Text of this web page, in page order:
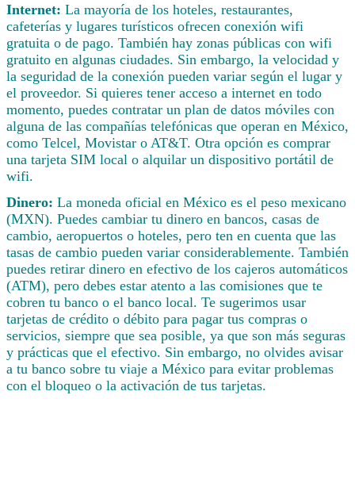
Internet: La mayoría de los hoteles, restaurantes,
cafeterías y lugares turísticos ofrecen conexión wifi
gratuita o de pago. También hay zonas públicas con wifi
gratuito en algunas ciudades. Sin embargo, la velocidad y
la seguridad de la conexión pueden variar según el lugar y
el proveedor. Si quieres tener acceso a internet en todo
momento, puedes contratar un plan de datos móviles con
alguna de las compañías telefónicas que operan en México,
como Telcel, Movistar o AT&T. Otra opción es comprar
una tarjeta SIM local o alquilar un dispositivo portátil de
wifi.
Dinero: La moneda oficial en México es el peso mexicano
(MXN). Puedes cambiar tu dinero en bancos, casas de
cambio, aeropuertos o hoteles, pero ten en cuenta que las
tasas de cambio pueden variar considerablemente. También
puedes retirar dinero en efectivo de los cajeros automáticos
(ATM), pero debes estar atento a las comisiones que te
cobren tu banco o el banco local. Te sugerimos usar
tarjetas de crédito o débito para pagar tus compras o
servicios, siempre que sea posible, ya que son más seguras
y prácticas que el efectivo. Sin embargo, no olvides avisar
a tu banco sobre tu viaje a México para evitar problemas
con el bloqueo o la activación de tus tarjetas.